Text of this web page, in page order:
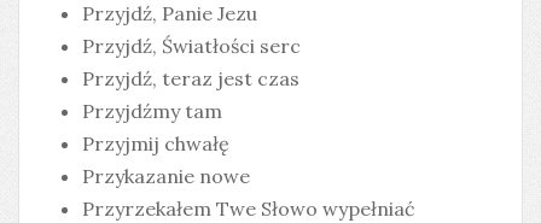
Przyjdź, Panie Jezu
Przyjdź, Światłości serc
Przyjdź, teraz jest czas
Przyjdźmy tam
Przyjmij chwałę
Przykazanie nowe
Przyrzekałem Twe Słowo wypełniać